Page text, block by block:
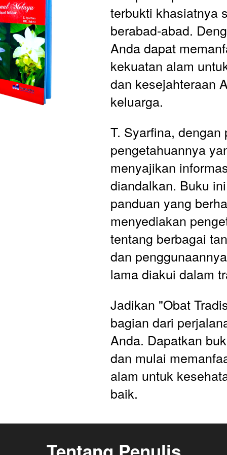
terbukti khasiatnya
berabad-abad.
Anda dapat
kekuatan alam
dan kesejahteraan
keluarga.
T. Syarfina,
pengetahuannya
menyajikan
diandalkan. Buku
panduan yang
menyediakan
tentang berbagai
dan
lama diakui dalam
Jadikan "Obat
bagian dari
Anda. Dapatkan
dan mulai
alam untuk
baik.